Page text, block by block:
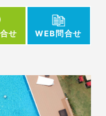
せ WEB問合せ